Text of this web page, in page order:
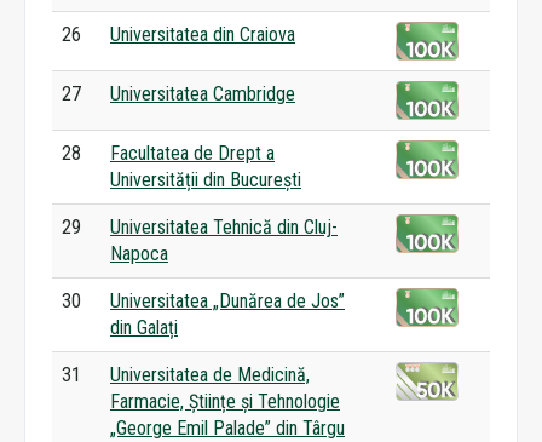
26 Universitatea din Craiova
27 Universitatea Cambridge
28
Facultatea de Drept a
Universității din București
29
Universitatea Tehnică din Cluj-
Napoca
30
Universitatea „Dunărea de Jos”
din Galați
31
Universitatea de Medicină,
Farmacie, Științe și Tehnologie
„George Emil Palade” din Târgu